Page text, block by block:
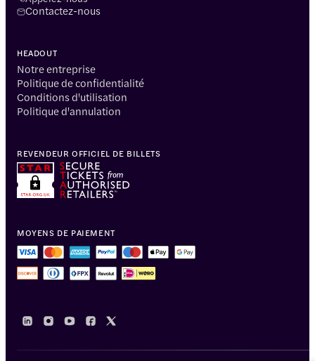
Contactez-nous
HEADOUT
Notre entreprise
Politique de confidentialité
Conditions d'utilisation
Politique d'annulation
MOYENS DE PAIEMENT
REVENDEUR OFFICIEL DE BILLETS